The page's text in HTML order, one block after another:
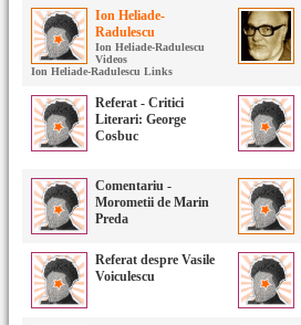
Ion Heliade-
Radulescu
Ion Heliade-Radulescu
Videos
Ion Heliade-Radulescu Links
Referat - Critici
Literari: George
Cosbuc
Comentariu -
Morometii de Marin
Preda
Referat despre Vasile
Voiculescu